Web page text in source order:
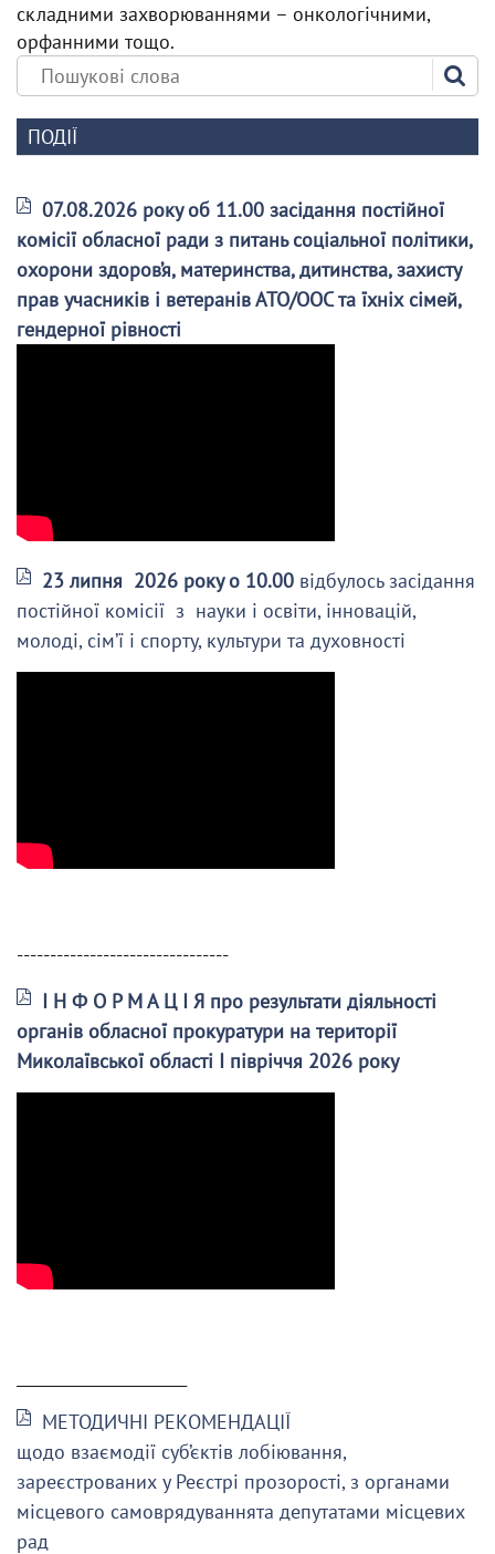
складними захворюваннями – онкологічними,
орфанними тощо.
ПОДІЇ
07.08.2026 року об 11.00 засідання постійної
комісії обласної ради з питань соціальної політики,
охорони здоров’я, материнства, дитинства, захисту
прав учасників і ветеранів АТО/ООС та їхніх сімей,
гендерної рівності
23 липня 2026 року о 10.00 відбулось засідання
постійної комісії з науки і освіти, інновацій,
молоді, сім’ї і спорту, культури та духовності
--------------------------------
І Н Ф О Р М А Ц І Я про результати діяльності
органів обласної прокуратури на території
Миколаївської області І півріччя 2026 року
МЕТОДИЧНІ РЕКОМЕНДАЦІЇ
щодо взаємодії суб’єктів лобіювання,
зареєстрованих у Реєстрі прозорості, з органами
місцевого самоврядуваннята депутатами місцевих
рад